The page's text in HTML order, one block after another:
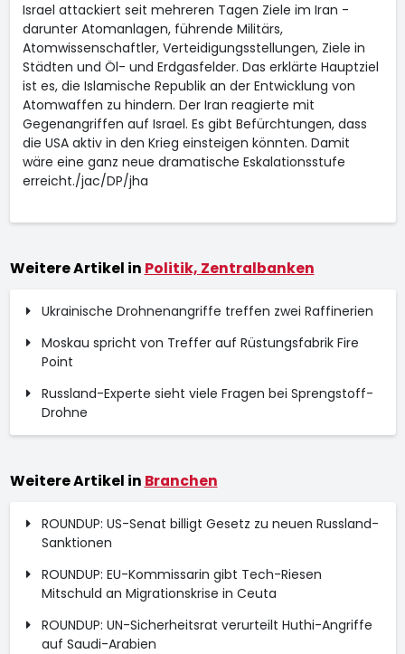
Israel attackiert seit mehreren Tagen Ziele im Iran -
darunter Atomanlagen, führende Militärs,
Atomwissenschaftler, Verteidigungsstellungen, Ziele in
Städten und Öl- und Erdgasfelder. Das erklärte Hauptziel
ist es, die Islamische Republik an der Entwicklung von
Atomwaffen zu hindern. Der Iran reagierte mit
Gegenangriffen auf Israel. Es gibt Befürchtungen, dass
die USA aktiv in den Krieg einsteigen könnten. Damit
wäre eine ganz neue dramatische Eskalationsstufe
erreicht./jac/DP/jha
Weitere Artikel in Politik, Zentralbanken
Ukrainische Drohnenangriffe treffen zwei Raffinerien
Moskau spricht von Treffer auf Rüstungsfabrik Fire
Point
Russland-Experte sieht viele Fragen bei Sprengstoff-
Drohne
Weitere Artikel in Branchen
ROUNDUP: US-Senat billigt Gesetz zu neuen Russland-
Sanktionen
ROUNDUP: EU-Kommissarin gibt Tech-Riesen
Mitschuld an Migrationskrise in Ceuta
ROUNDUP: UN-Sicherheitsrat verurteilt Huthi-Angriffe
auf Saudi-Arabien